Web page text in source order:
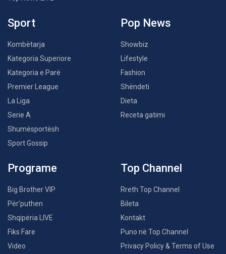
Sport
Kombëtarja
Kategoria Superiore
Kategoria e Parë
Premier League
La Liga
Serie A
Shumësportësh
Sport Gossip
Pop News
Showbiz
Lifestyle
Fashion
Shëndeti
Dieta
Receta gatimi
Programe
Big Brother VIP
Për’puthen
Shqipëria LIVE
Fiks Fare
Video
Top Channel
Rreth Top Channel
Bileta
Kontakt
Puno në Top Channel
Privacy Policy & Terms of Use